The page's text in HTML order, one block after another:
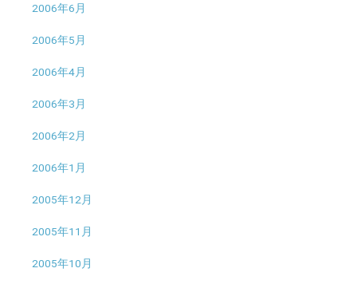
2006年6月
2006年5月
2006年4月
2006年3月
2006年2月
2006年1月
2005年12月
2005年11月
2005年10月